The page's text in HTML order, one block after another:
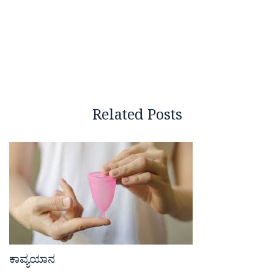
Related Posts
ಕಾವ್ಯಯಾನ